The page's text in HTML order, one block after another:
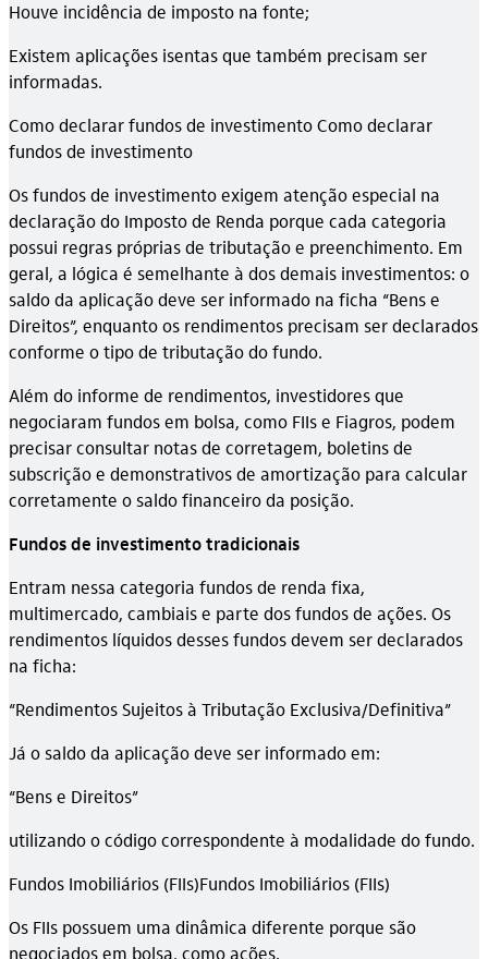
Houve incidência de imposto na fonte;
Existem aplicações isentas que também precisam ser
informadas.
Como declarar fundos de investimento Como declarar
fundos de investimento
Os fundos de investimento exigem atenção especial na
declaração do Imposto de Renda porque cada categoria
possui regras próprias de tributação e preenchimento. Em
geral, a lógica é semelhante à dos demais investimentos: o
saldo da aplicação deve ser informado na ficha “Bens e
Direitos”, enquanto os rendimentos precisam ser declarados
conforme o tipo de tributação do fundo.
Além do informe de rendimentos, investidores que
negociaram fundos em bolsa, como FIIs e Fiagros, podem
precisar consultar notas de corretagem, boletins de
subscrição e demonstrativos de amortização para calcular
corretamente o saldo financeiro da posição.
Fundos de investimento tradicionais
Entram nessa categoria fundos de renda fixa,
multimercado, cambiais e parte dos fundos de ações. Os
rendimentos líquidos desses fundos devem ser declarados
na ficha:
“Rendimentos Sujeitos à Tributação Exclusiva/Definitiva”
Já o saldo da aplicação deve ser informado em:
“Bens e Direitos”
utilizando o código correspondente à modalidade do fundo.
Fundos Imobiliários (FIIs)Fundos Imobiliários (FIIs)
Os FIIs possuem uma dinâmica diferente porque são
negociados em bolsa, como ações.